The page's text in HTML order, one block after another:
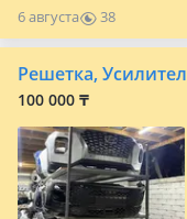
6 августа
38
0
Решетка,
100 000 ₸